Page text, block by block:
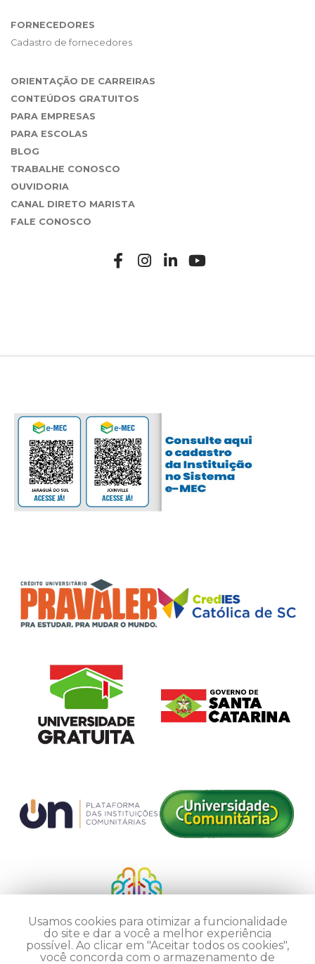
FORNECEDORES
Cadastro de fornecedores
ORIENTAÇÃO DE CARREIRAS
CONTEÚDOS GRATUITOS
PARA EMPRESAS
PARA ESCOLAS
BLOG
TRABALHE CONOSCO
OUVIDORIA
CANAL DIRETO MARISTA
FALE CONOSCO
Usamos cookies para otimizar a funcionalidade
do site e dar a você a melhor experiência
possível. Ao clicar em "Aceitar todos os cookies",
você concorda com o armazenamento de